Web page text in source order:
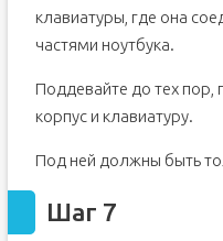
клавиатуры, где она
частями ноутбука.
Поддевайте до тех пор,
корпус и клавиатуру.
Под ней должны быть
Шаг 7